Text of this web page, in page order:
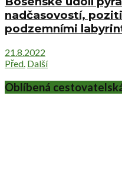
nadčasovostí,
podzemními
21.8.2022
Před. Další
Oblíbená